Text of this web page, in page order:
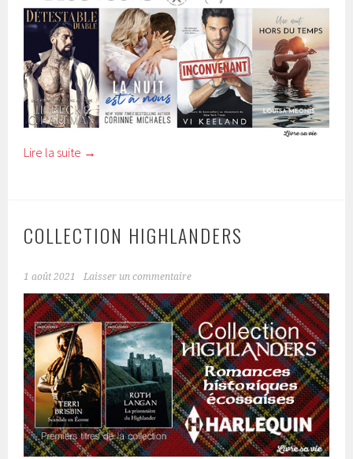
Lire la suite →
COLLECTION HIGHLANDERS
1 août 2021 Laisser un commentaire